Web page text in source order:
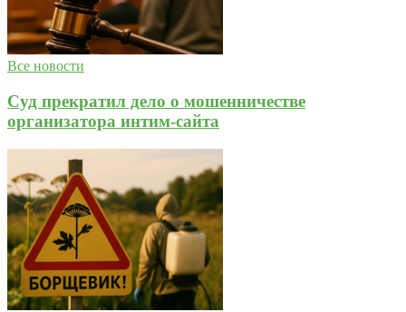
Все новости
Суд прекратил дело о мошенничестве
организатора интим-сайта